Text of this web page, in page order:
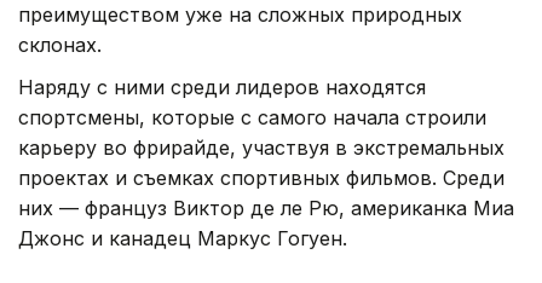
преимуществом уже на сложных природных
склонах.
Наряду с ними среди лидеров находятся
спортсмены, которые с самого начала строили
карьеру во фрирайде, участвуя в экстремальных
проектах и съемках спортивных фильмов. Среди
них — француз Виктор де ле Рю, американка Миа
Джонс и канадец Маркус Гогуен.